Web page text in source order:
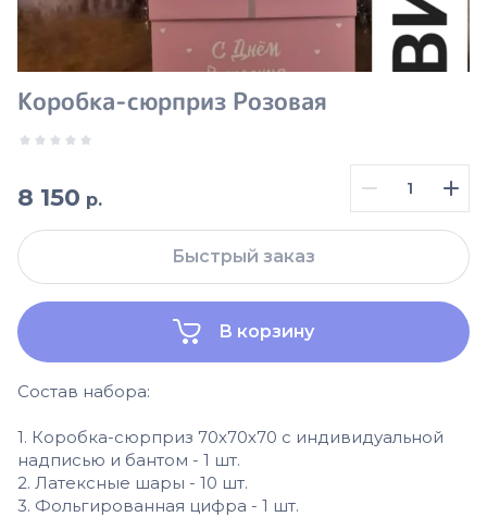
Коробка-сюрприз Розовая
8 150 р.
В корзину
Быстрый заказ
Состав набора:
1. Коробка-сюрприз 70х70х70 с индивидуальной
надписью и бантом - 1 шт.
2. Латексные шары - 10 шт.
3. Фольгированная цифра - 1 шт.